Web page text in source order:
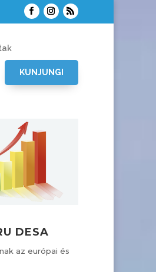
KUNJUNGI
DESA
az európai és